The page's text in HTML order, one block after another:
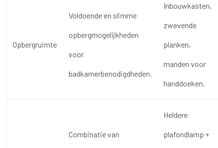
Opbergruimte
Voldoende en slimme
opbergmogelijkheden
voor
badkamerbenodigdheden.
Inbouwkasten,
zwevende
planken,
manden voor
handdoeken.
Combinatie van
Heldere
plafondlamp +